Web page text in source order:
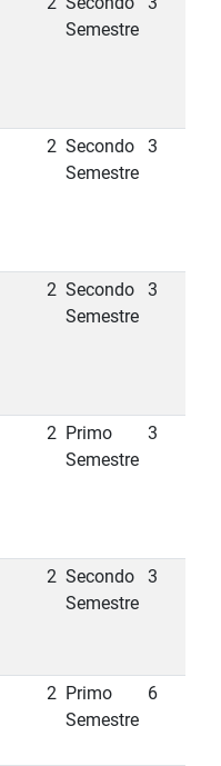
Semestre
2 Secondo
Semestre
3
2 Secondo
Semestre
3
2 Primo
Semestre
3
2 Secondo
Semestre
3
2 Primo
Semestre
6